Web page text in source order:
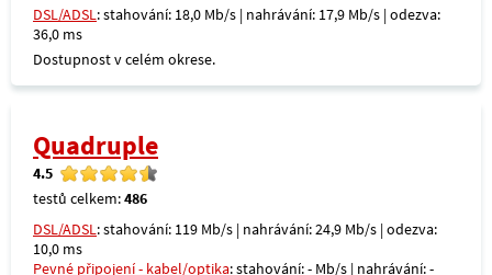
DSL/ADSL: stahování: 18,0 Mb/s | nahrávání: 17,9 Mb/s | odezva:
36,0 ms
Dostupnost v celém okrese.
Quadruple
4.5
testů celkem:486
DSL/ADSL: stahování: 119 Mb/s | nahrávání: 24,9 Mb/s | odezva:
10,0 ms
Pevné připojení - kabel/optika: stahování: - Mb/s | nahrávání: -